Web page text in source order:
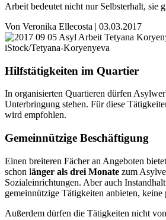
Arbeit bedeutet nicht nur Selbsterhalt, sie
Von Veronika Ellecosta | 03.03.2017
iStock/Tetyana-Koryenyeva
Hilfstätigkeiten im Quartier
In organisierten Quartieren dürfen
Unterbringung stehen. Für diese
wird empfohlen.
Gemeinnützige Beschäftigung
Einen breiteren Fächer an Angeboten
schon länger als drei Monate zum
Sozialeinrichtungen. Aber auch
gemeinnützige Tätigkeiten anbieten,
Außerdem dürfen die Tätigkeiten nicht